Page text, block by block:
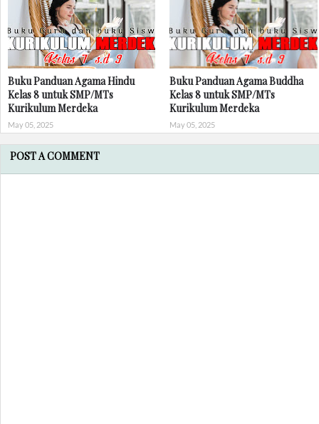
Buku Panduan Agama Hindu
Kelas 8 untuk SMP/MTs
Kurikulum Merdeka
May 05, 2025
Buku Panduan Agama Buddha
Kelas 8 untuk SMP/MTs
Kurikulum Merdeka
May 05, 2025
POST A COMMENT